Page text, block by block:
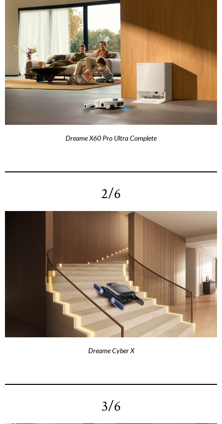
Dreame X60 Pro Ultra Complete
2/6
Dreame Cyber X
3/6